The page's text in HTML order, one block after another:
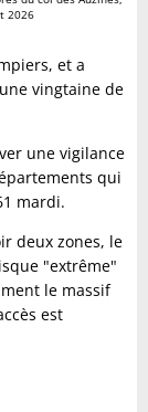
2026
et a
vingtaine de
une vigilance
qui
mardi.
deux zones, le
"extrême"
le massif
est